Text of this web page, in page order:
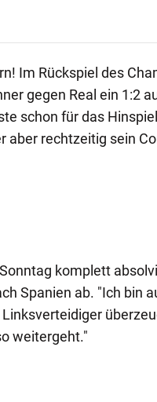
Im Rückspiel des
gegen Real ein 1:2
schon für das
aber rechtzeitig sein
komplett
Spanien ab. "Ich bin
weitergeht."